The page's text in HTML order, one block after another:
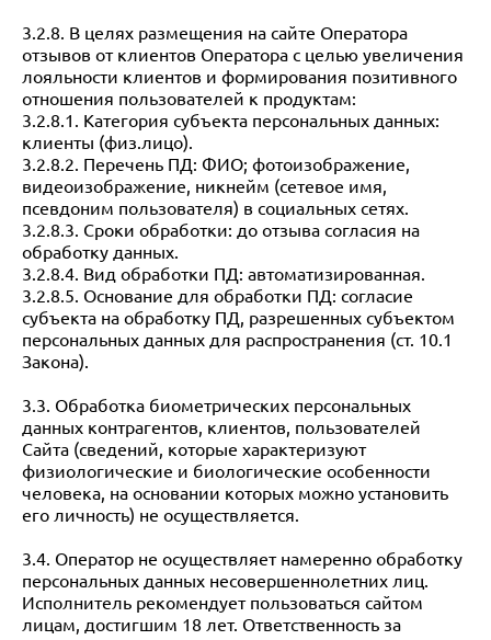
3.2.8. В целях размещения на сайте Оператора
отзывов от клиентов Оператора с целью увеличения
лояльности клиентов и формирования позитивного
отношения пользователей к продуктам:
3.2.8.1. Категория субъекта персональных данных:
клиенты (физ.лицо).
3.2.8.2. Перечень ПД: ФИО; фотоизображение,
видеоизображение, никнейм (сетевое имя,
псевдоним пользователя) в социальных сетях.
3.2.8.3. Сроки обработки: до отзыва согласия на
обработку данных.
3.2.8.4. Вид обработки ПД: автоматизированная.
3.2.8.5. Основание для обработки ПД: согласие
субъекта на обработку ПД, разрешенных субъектом
персональных данных для распространения (ст. 10.1
Закона).
3.3. Обработка биометрических персональных
данных контрагентов, клиентов, пользователей
Сайта (сведений, которые характеризуют
физиологические и биологические особенности
человека, на основании которых можно установить
его личность) не осуществляется.
3.4. Оператор не осуществляет намеренно обработку
персональных данных несовершеннолетних лиц.
Исполнитель рекомендует пользоваться сайтом
лицам, достигшим 18 лет. Ответственность за